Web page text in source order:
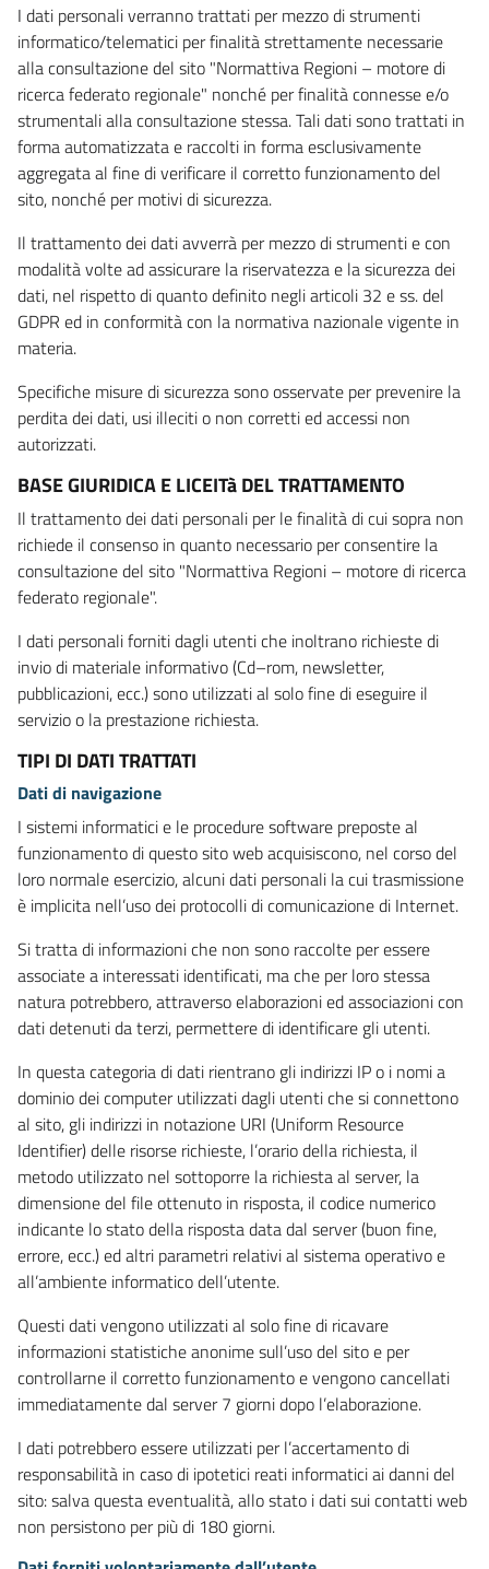
I dati personali verranno trattati per mezzo di strumenti
informatico/telematici per finalità strettamente necessarie
alla consultazione del sito "Normattiva Regioni – motore di
ricerca federato regionale" nonché per finalità connesse e/o
strumentali alla consultazione stessa. Tali dati sono trattati in
forma automatizzata e raccolti in forma esclusivamente
aggregata al fine di verificare il corretto funzionamento del
sito, nonché per motivi di sicurezza.
Il trattamento dei dati avverrà per mezzo di strumenti e con
modalità volte ad assicurare la riservatezza e la sicurezza dei
dati, nel rispetto di quanto definito negli articoli 32 e ss. del
GDPR ed in conformità con la normativa nazionale vigente in
materia.
Specifiche misure di sicurezza sono osservate per prevenire la
perdita dei dati, usi illeciti o non corretti ed accessi non
autorizzati.
BASE GIURIDICA E LICEITà DEL TRATTAMENTO
Il trattamento dei dati personali per le finalità di cui sopra non
richiede il consenso in quanto necessario per consentire la
consultazione del sito "Normattiva Regioni – motore di ricerca
federato regionale".
I dati personali forniti dagli utenti che inoltrano richieste di
invio di materiale informativo (Cd–rom, newsletter,
pubblicazioni, ecc.) sono utilizzati al solo fine di eseguire il
servizio o la prestazione richiesta.
TIPI DI DATI TRATTATI
Dati di navigazione
I sistemi informatici e le procedure software preposte al
funzionamento di questo sito web acquisiscono, nel corso del
loro normale esercizio, alcuni dati personali la cui trasmissione
è implicita nell’uso dei protocolli di comunicazione di Internet.
Si tratta di informazioni che non sono raccolte per essere
associate a interessati identificati, ma che per loro stessa
natura potrebbero, attraverso elaborazioni ed associazioni con
dati detenuti da terzi, permettere di identificare gli utenti.
In questa categoria di dati rientrano gli indirizzi IP o i nomi a
dominio dei computer utilizzati dagli utenti che si connettono
al sito, gli indirizzi in notazione URI (Uniform Resource
Identifier) delle risorse richieste, l’orario della richiesta, il
metodo utilizzato nel sottoporre la richiesta al server, la
dimensione del file ottenuto in risposta, il codice numerico
indicante lo stato della risposta data dal server (buon fine,
errore, ecc.) ed altri parametri relativi al sistema operativo e
all’ambiente informatico dell’utente.
Questi dati vengono utilizzati al solo fine di ricavare
informazioni statistiche anonime sull’uso del sito e per
controllarne il corretto funzionamento e vengono cancellati
immediatamente dal server 7 giorni dopo l’elaborazione.
I dati potrebbero essere utilizzati per l’accertamento di
responsabilità in caso di ipotetici reati informatici ai danni del
sito: salva questa eventualità, allo stato i dati sui contatti web
non persistono per più di 180 giorni.